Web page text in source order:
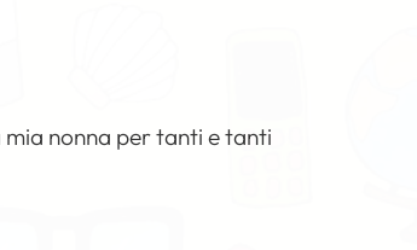
mia nonna per tanti e tanti